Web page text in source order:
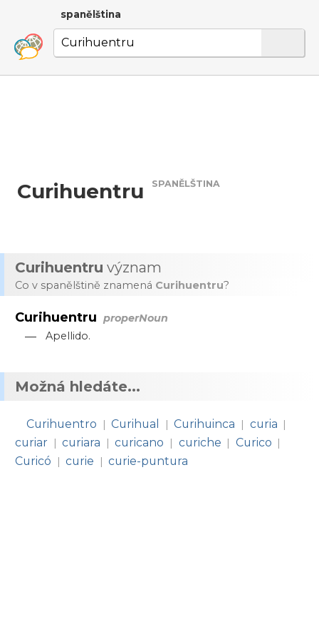
spanělština
Curihuentru SPANĚLŠTINA
Curihuentru význam
Co v spanělštině znamená Curihuentru?
Curihuentru properNoun
— Apellido.
Možná hledáte...
Curihuentro | Curihual | Curihuinca | curia |
curiar | curiara | curicano | curiche | Curico |
Curicó | curie | curie-puntura